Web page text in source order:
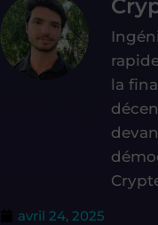
la
avril 24, 2025